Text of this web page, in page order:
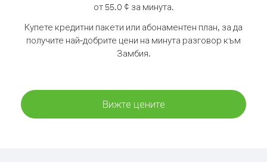
от 55.0 ¢ за минута.
Купете кредитни пакети или абонаментен план, за да
получите най-добрите цени на минута разговор към
Замбия.
Вижте цените